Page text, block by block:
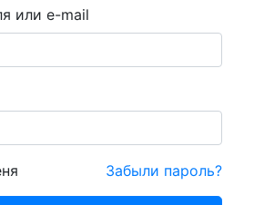
или e-mail
Забыли пароль?